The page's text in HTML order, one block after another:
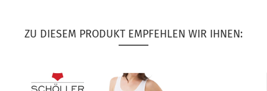
ZU DIESEM PRODUKT EMPFEHLEN WIR IHNEN: